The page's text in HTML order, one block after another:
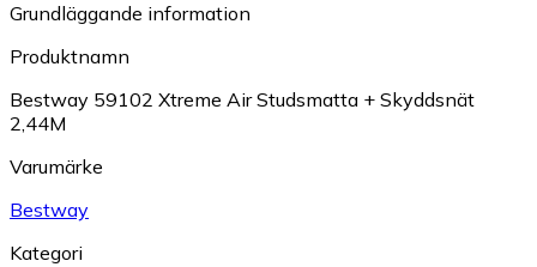
Grundläggande information
Produktnamn
Bestway 59102 Xtreme Air Studsmatta + Skyddsnät
2,44M
Varumärke
Bestway
Kategori